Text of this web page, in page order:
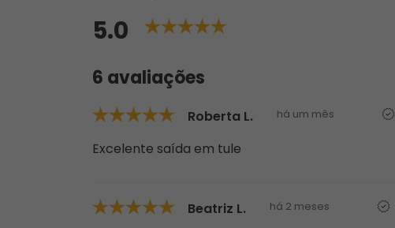
5.0
6 avaliações
Roberta L. há um mês
Excelente saída em tule
Beatriz L. há 2 meses